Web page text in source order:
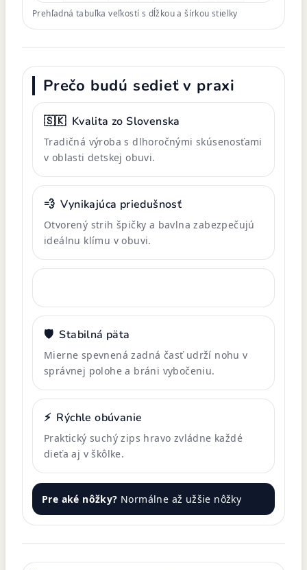
Prehľadná tabuľka veľkostí s dĺžkou a šírkou stielky
Prečo budú sedieť v praxi
🇸🇰 Kvalita zo Slovenska
Tradičná výroba s dlhoročnými skúsenosťami
v oblasti detskej obuvi.
💨 Vynikajúca priedušnosť
Otvorený strih špičky a bavlna zabezpečujú
ideálnu klímu v obuvi.
🛡️ Stabilná päta
Mierne spevnená zadná časť udrží nohu v
správnej polohe a bráni vybočeniu.
⚡ Rýchle obúvanie
Praktický suchý zips hravo zvládne každé
dieťa aj v škôlke.
Pre aké nôžky? Normálne až užšie nôžky